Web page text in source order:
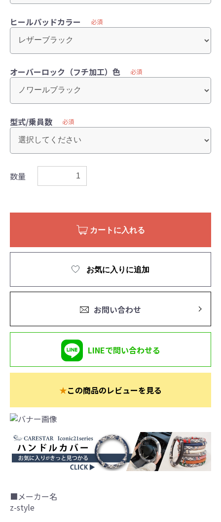
ヒールパッドカラー 必須
オーバーロック（フチ加工）色 必須
型式/乗員数 必須
数量
カートに入れる
お気に入りに追加
お問い合わせ
LINEで問い合わせる
★この商品のレビューを見る
■メーカー名
z-style